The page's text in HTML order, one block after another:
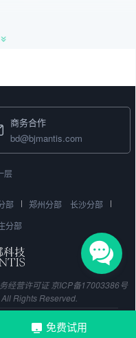
免费试用
商务合作
bd@bjmantis.com
层
部 郑州分部
长沙分部
分部
经营许可证 京ICP备17003386号
Rights Reserved.